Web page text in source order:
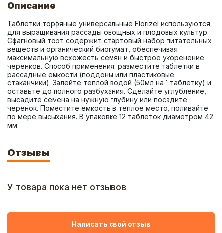
Описание
Таблетки торфяные универсальные Florizel используются
для выращивания рассады овощных и плодовых культур.
Сфагновый торт содержит стартовый набор питательных
веществ и органический биогумат, обеспечивая
максимальную всхожесть семян и быстрое укоренение
черенков. Способ применения: разместите таблетки в
рассадные емкости (поддоны или пластиковые
стаканчики). Залейте теплой водой (50мл на 1 таблетку) и
оставьте до полного разбухания. Сделайте углубление,
высадите семена на нужную глубину или посадите
черенок. Поместите емкость в теплое место, поливайте
по мере высыхания. В упаковке 12 таблеток диаметром 42
мм.
Отзывы
У товара пока нет отзывов
Написать свой отзыв